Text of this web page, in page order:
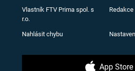
Vlastník FTV Prima spol. s
r.o.
Redakce
Nahlásit chybu
App Store